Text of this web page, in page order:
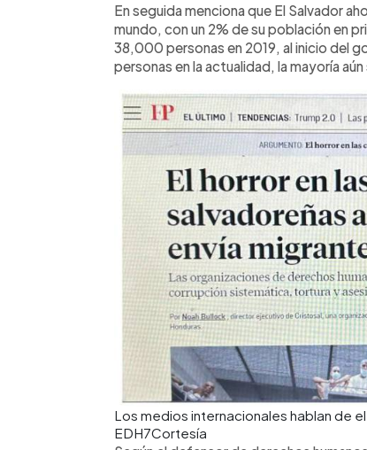
En seguida menciona que El Salvador
mundo, con un 2% de su población en
38,000 personas en 2019, al inicio del
personas en la actualidad, la mayoría
Los medios internacionales hablan de
EDH7Cortesía